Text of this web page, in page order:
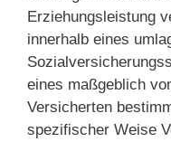
Erziehungsleistung
innerhalb eines
eines maßgeblich
Versicherten
spezifischer Weise